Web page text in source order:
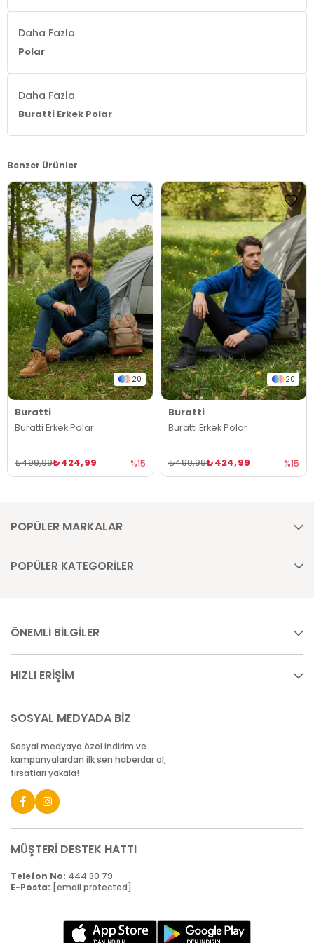
Daha Fazla
Polar
Daha Fazla
Buratti Erkek Polar
Benzer Ürünler
20
Buratti
Buratti Erkek Polar
₺424,99
₺499,99 %15
20
Buratti
Buratti Erkek Polar
₺424,99
₺499,99 %15
POPÜLER MARKALAR
POPÜLER KATEGORİLER
ÖNEMLİ BİLGİLER
HIZLI ERİŞİM
SOSYAL MEDYADA BİZ
Sosyal medyaya özel indirim ve
kampanyalardan ilk sen haberdar ol,
fırsatları yakala!
MÜŞTERİ DESTEK HATTI
Telefon No: 444 30 79
E-Posta: [email protected]